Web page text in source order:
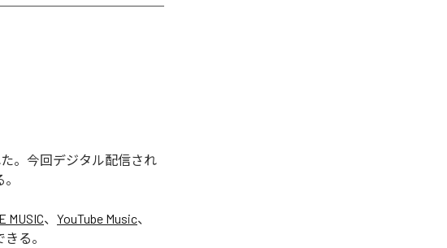
た。今回デジタル配信され
MUSIC、 YouTube Music、
る。